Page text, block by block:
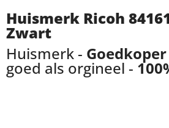
Huismerk Ricoh
Zwart
Huismerk - Goedkoper
goed als orgineel -